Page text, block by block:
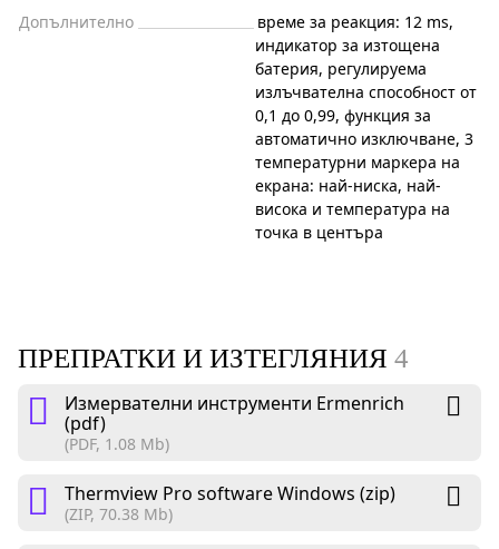
Допълнително
време за реакция: 12 ms,
индикатор за изтощена
батерия, регулируема
излъчвателна способност от
0,1 до 0,99, функция за
автоматично изключване, 3
температурни маркера на
екрана: най-ниска, най-
висока и температура на
точка в центъра
ПРЕПРАТКИ И ИЗТЕГЛЯНИЯ 4
Измервателни инструменти Ermenrich
(pdf)
(PDF, 1.08 Mb)
Thermview Pro software Windows (zip)
(ZIP, 70.38 Mb)